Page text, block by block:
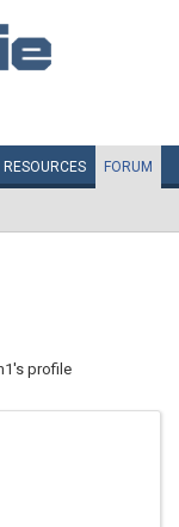
RESOURCES FORUM
profile